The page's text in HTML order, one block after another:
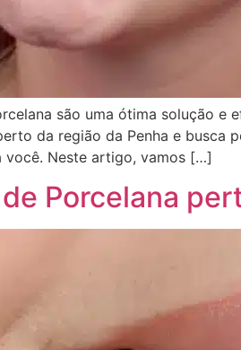
são uma ótima solução e
da região da Penha e busca
você. Neste artigo, vamos […]
Porcelana